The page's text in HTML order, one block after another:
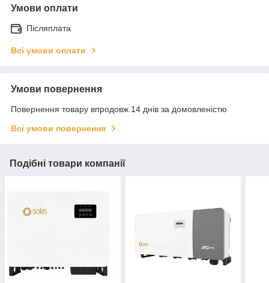
Умови оплати
Післяплата
Всі умови оплати
Умови повернення
Повернення товару впродовж 14 днів за домовленістю
Всі умови повернення
Подібні товари компанії